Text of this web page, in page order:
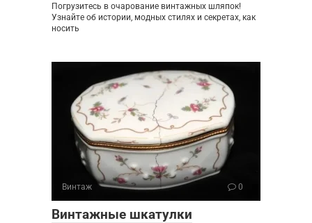
Погрузитесь в очарование винтажных шляпок!
Узнайте об истории, модных стилях и секретах, как
носить
Винтаж 0
Винтажные шкатулки